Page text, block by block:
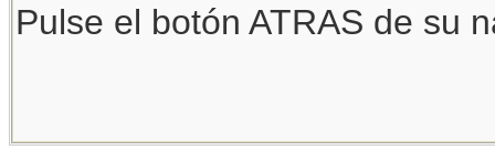
Pulse el botón ATRAS de su